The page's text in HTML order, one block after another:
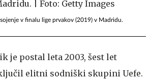
v finalu lige prvakov (2019) v Madridu.
je postal leta 2003, šest let
elitni sodniški skupini Uefe.